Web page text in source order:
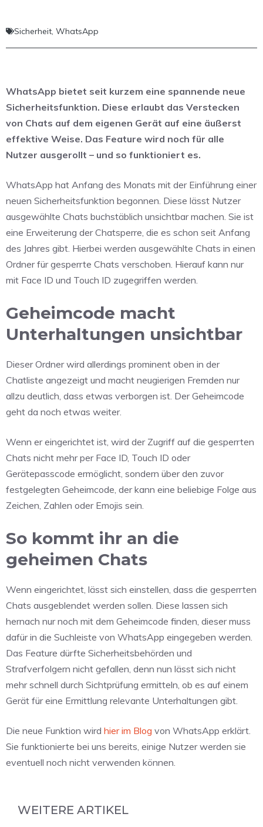
Sicherheit, WhatsApp
WhatsApp bietet seit kurzem eine spannende neue
Sicherheitsfunktion. Diese erlaubt das Verstecken
von Chats auf dem eigenen Gerät auf eine äußerst
effektive Weise. Das Feature wird noch für alle
Nutzer ausgerollt – und so funktioniert es.
WhatsApp hat Anfang des Monats mit der Einführung einer
neuen Sicherheitsfunktion begonnen. Diese lässt Nutzer
ausgewählte Chats buchstäblich unsichtbar machen. Sie ist
eine Erweiterung der Chatsperre, die es schon seit Anfang
des Jahres gibt. Hierbei werden ausgewählte Chats in einen
Ordner für gesperrte Chats verschoben. Hierauf kann nur
mit Face ID und Touch ID zugegriffen werden.
Geheimcode macht
Unterhaltungen unsichtbar
Dieser Ordner wird allerdings prominent oben in der
Chatliste angezeigt und macht neugierigen Fremden nur
allzu deutlich, dass etwas verborgen ist. Der Geheimcode
geht da noch etwas weiter.
Wenn er eingerichtet ist, wird der Zugriff auf die gesperrten
Chats nicht mehr per Face ID, Touch ID oder
Gerätepasscode ermöglicht, sondern über den zuvor
festgelegten Geheimcode, der kann eine beliebige Folge aus
Zeichen, Zahlen oder Emojis sein.
So kommt ihr an die
geheimen Chats
Wenn eingerichtet, lässt sich einstellen, dass die gesperrten
Chats ausgeblendet werden sollen. Diese lassen sich
hernach nur noch mit dem Geheimcode finden, dieser muss
dafür in die Suchleiste von WhatsApp eingegeben werden.
Das Feature dürfte Sicherheitsbehörden und
Strafverfolgern nicht gefallen, denn nun lässt sich nicht
mehr schnell durch Sichtprüfung ermitteln, ob es auf einem
Gerät für eine Ermittlung relevante Unterhaltungen gibt.
Die neue Funktion wird hier im Blog von WhatsApp erklärt.
Sie funktionierte bei uns bereits, einige Nutzer werden sie
eventuell noch nicht verwenden können.
WEITERE ARTIKEL